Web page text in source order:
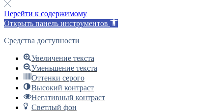
Перейти к содержимому
Открыть панель инструментов
Средства доступности
Увеличение текста
Уменьшение текста
Оттенки серого
Высокий контраст
Негативный контраст
Светлый фон